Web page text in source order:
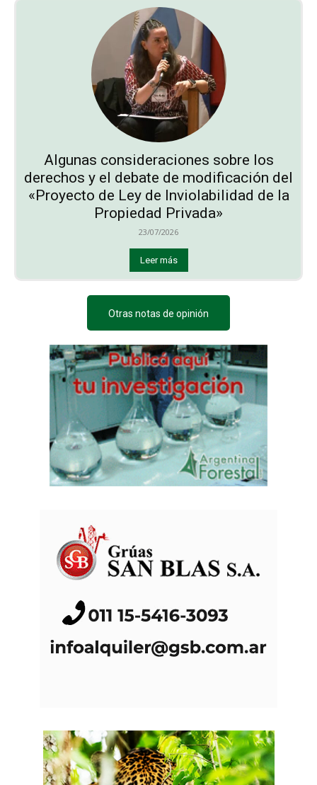
Algunas consideraciones sobre los
derechos y el debate de modificación del
«Proyecto de Ley de Inviolabilidad de la
Propiedad Privada»
23/07/2026
Leer más
Otras notas de opinión